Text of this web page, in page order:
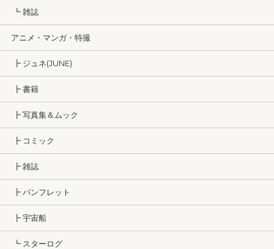
┗ 雑誌
アニメ・マンガ・特撮
┣ ジュネ(JUNE)
┣ 書籍
┣ 写真集＆ムック
┣ コミック
┣ 雑誌
┣ パンフレット
┣ 宇宙船
┗ スターログ